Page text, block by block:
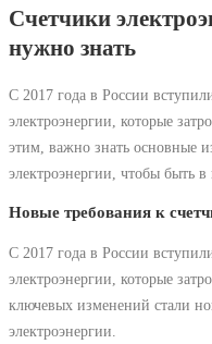
Счетчики
нужно знать
С 2017 года в России
электроэнергии, которые
этим, важно знать основные
электроэнергии, чтобы быть
Новые требования к
С 2017 года в России
электроэнергии, которые
ключевых изменений стали
электроэнергии.